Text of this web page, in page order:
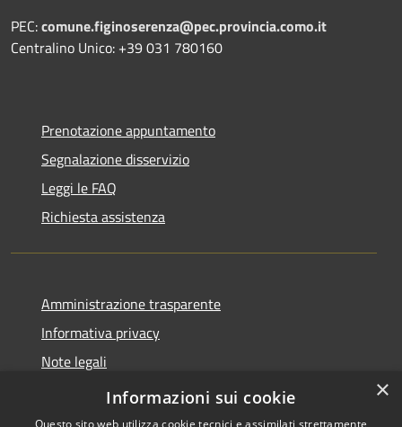
PEC:comune.figinoserenza@pec.provincia.como.it
Centralino Unico: +39 031 780160
Prenotazione appuntamento
Segnalazione disservizio
Leggi le FAQ
Richiesta assistenza
Amministrazione trasparente
Informativa privacy
Note legali
Dichiarazione di accessibilità
×
Informazioni sui cookie
Questo sito web utilizza cookie tecnici e assimilati strettamente